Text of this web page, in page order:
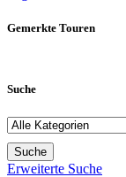
Gemerkte Touren
Suche
Erweiterte Suche